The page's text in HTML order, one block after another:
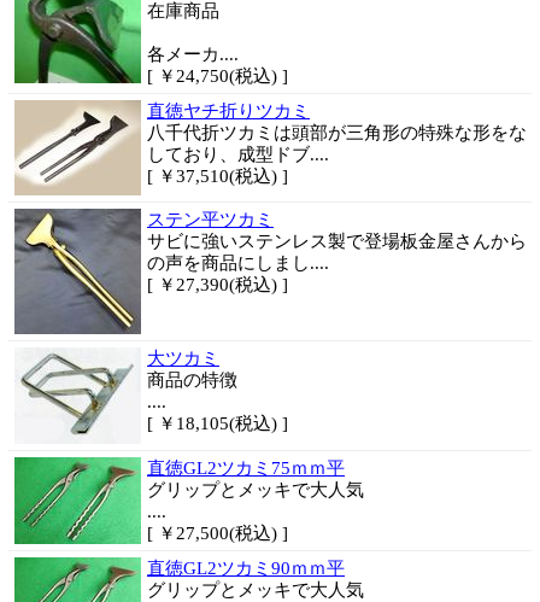
在庫商品
各メーカ....
[ ￥24,750(税込) ]
直徳ヤチ折りツカミ
八千代折ツカミは頭部が三角形の特殊な形をな
しており、成型ドブ....
[ ￥37,510(税込) ]
ステン平ツカミ
サビに強いステンレス製で登場板金屋さんから
の声を商品にしまし....
[ ￥27,390(税込) ]
大ツカミ
商品の特徴
....
[ ￥18,105(税込) ]
直徳GL2ツカミ75ｍｍ平
グリップとメッキで大人気
....
[ ￥27,500(税込) ]
直徳GL2ツカミ90ｍｍ平
グリップとメッキで大人気